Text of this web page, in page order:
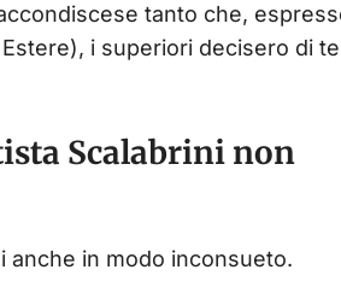
tanto che,
i superiori decisero di
Scalabrini non
anche in modo inconsueto.